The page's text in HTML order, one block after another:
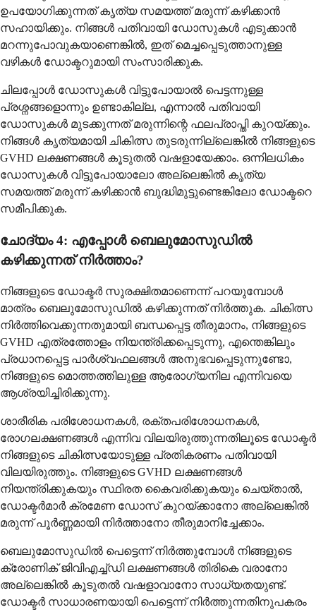
ഉപയോഗിക്കുന്നത് കൃത്യ സമയത്ത് മരുന്ന് കഴിക്കാൻ
സഹായിക്കും. നിങ്ങൾ പതിവായി ഡോസുകൾ എടുക്കാൻ
മറന്നുപോവുകയാണെങ്കിൽ, ഇത് മെച്ചപ്പെടുത്താനുള്ള
വഴികൾ ഡോക്ടറുമായി സംസാരിക്കുക.
ചിലപ്പോൾ ഡോസുകൾ വിട്ടുപോയാൽ പെട്ടന്നുള്ള
പ്രശ്നങ്ങളൊന്നും ഉണ്ടാകില്ല, എന്നാൽ പതിവായി
ഡോസുകൾ മുടക്കുന്നത് മരുന്നിന്റെ ഫലപ്രാപ്തി കുറയ്ക്കും.
നിങ്ങൾ കൃത്യമായി ചികിത്സ തുടരുന്നില്ലെങ്കിൽ നിങ്ങളുടെ
GVHD ലക്ഷണങ്ങൾ കൂടുതൽ വഷളായേക്കാം. ഒന്നിലധികം
ഡോസുകൾ വിട്ടുപോയാലോ അല്ലെങ്കിൽ കൃത്യ
സമയത്ത് മരുന്ന് കഴിക്കാൻ ബുദ്ധിമുട്ടുണ്ടെങ്കിലോ ഡോക്ടറെ
സമീപിക്കുക.
ചോദ്യം 4: എപ്പോൾ ബെലുമോസുഡിൽ
കഴിക്കുന്നത് നിർത്താം?
നിങ്ങളുടെ ഡോക്ടർ സുരക്ഷിതമാണെന്ന് പറയുമ്പോൾ
മാത്രം ബെലുമോസുഡിൽ കഴിക്കുന്നത് നിർത്തുക. ചികിത്സ
നിർത്തിവെക്കുന്നതുമായി ബന്ധപ്പെട്ട തീരുമാനം, നിങ്ങളുടെ
GVHD എത്രത്തോളം നിയന്ത്രിക്കപ്പെടുന്നു, എന്തെങ്കിലും
പ്രധാനപ്പെട്ട പാർശ്വഫലങ്ങൾ അനുഭവപ്പെടുന്നുണ്ടോ,
നിങ്ങളുടെ മൊത്തത്തിലുള്ള ആരോഗ്യനില എന്നിവയെ
ആശ്രയിച്ചിരിക്കുന്നു.
ശാരീരിക പരിശോധനകൾ, രക്തപരിശോധനകൾ,
രോഗലക്ഷണങ്ങൾ എന്നിവ വിലയിരുത്തുന്നതിലൂടെ ഡോക്ടർ
നിങ്ങളുടെ ചികിത്സയോടുള്ള പ്രതികരണം പതിവായി
വിലയിരുത്തും. നിങ്ങളുടെ GVHD ലക്ഷണങ്ങൾ
നിയന്ത്രിക്കുകയും സ്ഥിരത കൈവരിക്കുകയും ചെയ്താൽ,
ഡോക്ടർമാർ ക്രമേണ ഡോസ് കുറയ്ക്കാനോ അല്ലെങ്കിൽ
മരുന്ന് പൂർണ്ണമായി നിർത്താനോ തീരുമാനിച്ചേക്കാം.
ബെലുമോസുഡിൽ പെട്ടെന്ന് നിർത്തുമ്പോൾ നിങ്ങളുടെ
ക്രോണിക് ജിവിഎച്ച്ഡി ലക്ഷണങ്ങൾ തിരികെ വരാനോ
അല്ലെങ്കിൽ കൂടുതൽ വഷളാവാനോ സാധ്യതയുണ്ട്.
ഡോക്ടർ സാധാരണയായി പെട്ടെന്ന് നിർത്തുന്നതിനുപകരം